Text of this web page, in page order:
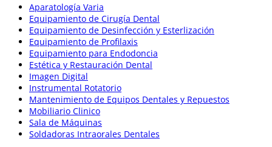
Aparatología Varia
Equipamiento de Cirugía Dental
Equipamiento de Desinfección y Esterlización
Equipamiento de Profilaxis
Equipamiento para Endodoncia
Estética y Restauración Dental
Imagen Digital
Instrumental Rotatorio
Mantenimiento de Equipos Dentales y Repuestos
Mobiliario Clinico
Sala de Máquinas
Soldadoras Intraorales Dentales